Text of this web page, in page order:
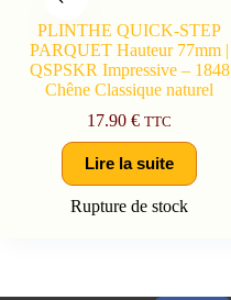
PLINTHE QUICK-STEP
PARQUET Hauteur 77mm |
QSPSKR Impressive – 1848
Chêne Classique naturel
17.90€ TTC
Lire la suite
Rupture de stock